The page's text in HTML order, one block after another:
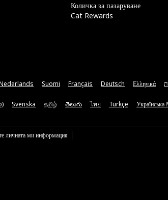
Количка за пазаруване
Cat Rewards
Suomi Français Deutsch Ελληνικά
Svenska தமிழ் తెలుగు ไทย Türkçe
личната ми информация